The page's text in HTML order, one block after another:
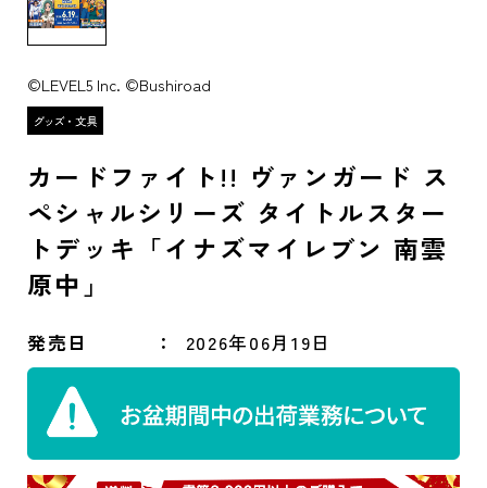
©LEVEL5 Inc. ©Bushiroad
カードファイト!! ヴァンガード ス
ペシャルシリーズ タイトルスター
トデッキ「イナズマイレブン 南雲
原中」
発売日 2026年06月19日